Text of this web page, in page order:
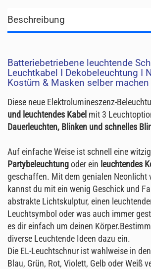
Beschreibung
Batteriebetriebene leuchtende
Leuchtkabel I Dekobeleuchtung I
Kostüm & Masken selber machen
Diese neue Elektrolumineszenz-
und leuchtendes Kabel mit 3
Dauerleuchten, Blinken und schnelles
Auf einfache Weise ist schnell eine
Partybeleuchtungoder ein leuchtendes
geschaffen. Mit dem genialen Neonlicht
kannst du mit ein wenig Geschick und
abstrakte Lichtskulptur, einen
Leuchtsymbol oder was auch immer
es dir einfach um deinen
diverse Leuchtende Ideen dazu ein.
Die EL-Leuchtschnur ist wahlweise in
Blau, Grün, Rot, Violett, Gelb oder Weiß